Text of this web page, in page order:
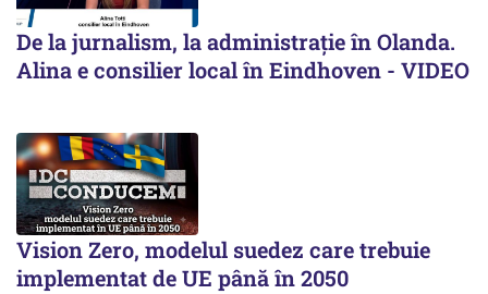
De la jurnalism, la administrație în Olanda.
Alina e consilier local în Eindhoven - VIDEO
Vision Zero, modelul suedez care trebuie
implementat de UE până în 2050